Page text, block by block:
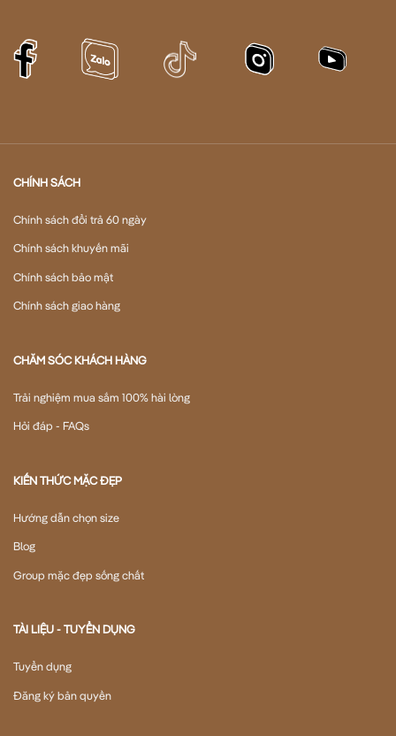
CHÍNH SÁCH
Chính sách đổi trả 60 ngày
Chính sách khuyến mãi
Chính sách bảo mật
Chính sách giao hàng
CHĂM SÓC KHÁCH HÀNG
Trải nghiệm mua sắm 100% hài lòng
Hỏi đáp - FAQs
KIẾN THỨC MẶC ĐẸP
Hướng dẫn chọn size
Blog
Group mặc đẹp sống chất
TÀI LIỆU - TUYỂN DỤNG
Tuyển dụng
Đăng ký bản quyền